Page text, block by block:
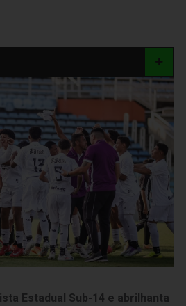
Estadual Sub-14 e abrilhanta